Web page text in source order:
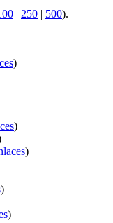
| 250 | 500).
)
)
)
)
)